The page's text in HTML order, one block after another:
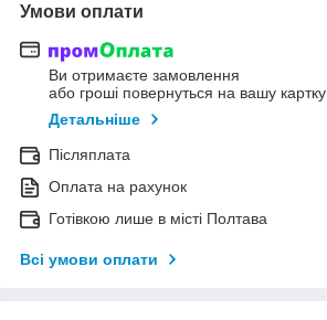
Умови оплати
Ви отримаєте замовлення
або гроші повернуться на вашу картку
Детальніше
Післяплата
Оплата на рахунок
Готівкою лише в місті Полтава
Всі умови оплати